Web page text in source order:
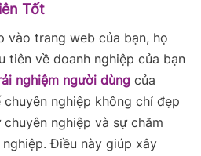
Tốt
vào trang web của bạn, họ
tiên về doanh nghiệp của bạn
nghiệm người dùng của
nghiệp không chỉ đẹp
nghiệp và sự chăm
Điều này giúp xây